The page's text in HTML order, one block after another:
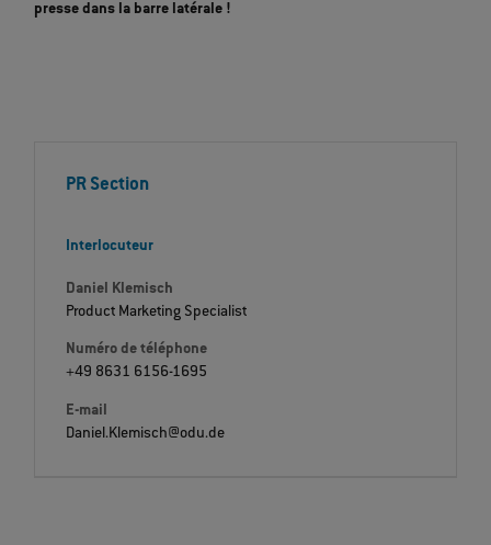
presse dans la barre latérale !
PR Section
Interlocuteur
Daniel Klemisch
Product Marketing Specialist
Numéro de téléphone
+49 8631 6156-1695
E-mail
Daniel.Klemisch@odu.de